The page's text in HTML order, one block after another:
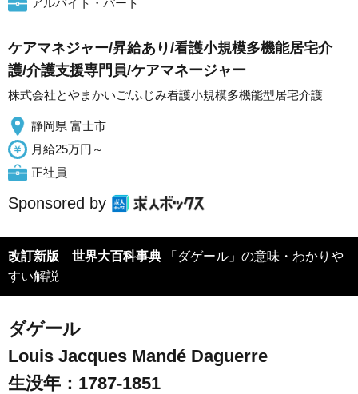
アルバイト・パート
ケアマネジャー/昇給あり/看護小規模多機能居宅介
護/介護支援専門員/ケアマネージャー
株式会社とやまかいご/ふじみ看護小規模多機能型居宅介護
静岡県 富士市
月給25万円～
正社員
Sponsored by
改訂新版 世界大百科事典 「ダゲール」の意味・わかりや
すい解説
ダゲール
Louis Jacques Mandé Daguerre
生没年：1787-1851